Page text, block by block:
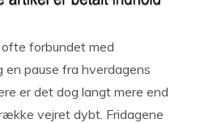
forbundet med
pause fra hverdagens
er det dog langt mere end
vejret dybt. Fridagene